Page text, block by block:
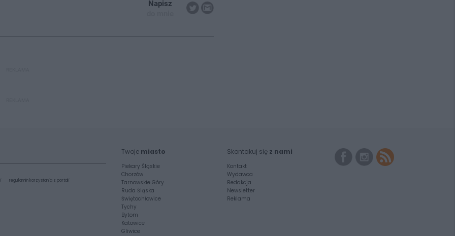
Napisz
regulamin korzystania z portali
Twoje miasto
Piekary Śląskie
Chorzów
Tarnowskie Góry
Ruda Śląska
Świętochłowice
Tychy
Bytom
Katowice
Gliwice
Skontakuj się z nami
Kontakt
Wydawca
Redakcja
Newsletter
Reklama